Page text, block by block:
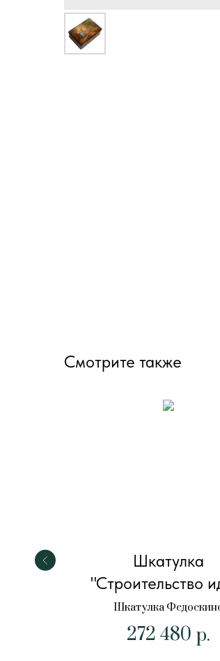
Смотрите также
Шкатулка
"Строительство
Шкатулка
"Строительство идет"
272 480 р.